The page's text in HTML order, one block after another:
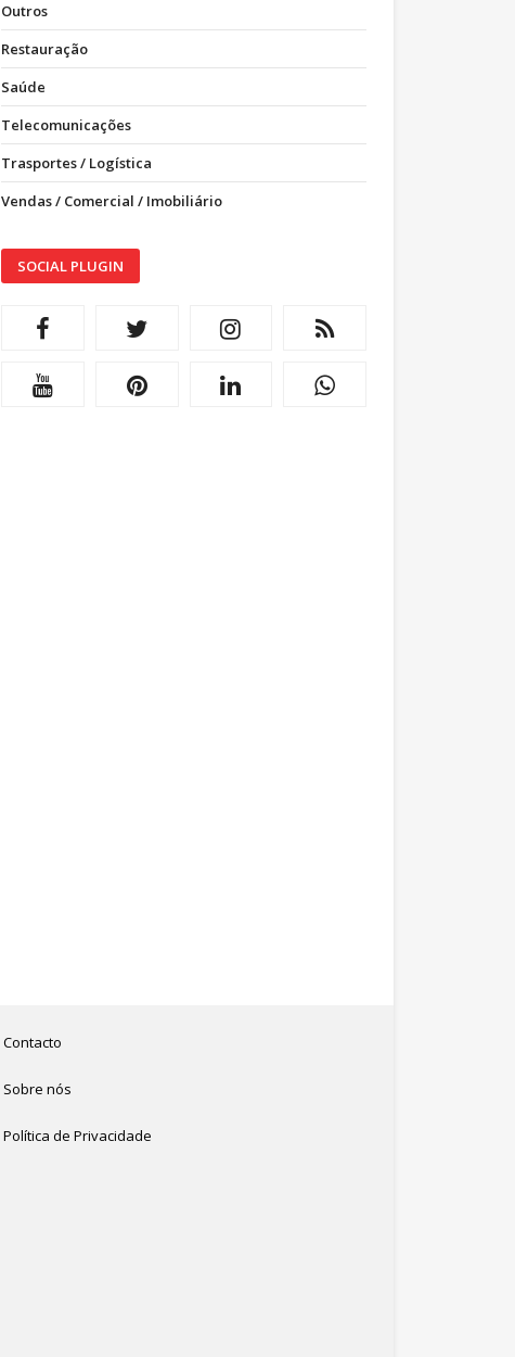
Outros
Restauração
Saúde
Telecomunicações
Trasportes / Logística
Vendas / Comercial / Imobiliário
SOCIAL PLUGIN
Contacto
Sobre nós
Política de Privacidade